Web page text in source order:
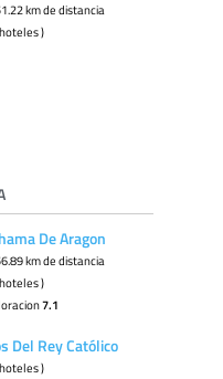
km de distancia
)
De Aragon
km de distancia
)
7.1
Del Rey Católico
)